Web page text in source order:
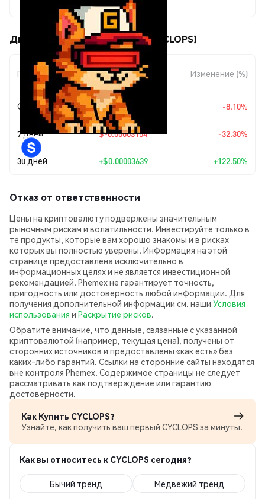
$0.0000661
Движения цены DITH'S CAT (CYCLOPS)
Период
Изменение
суммы
Изменение (%)
Сегодня $-0.00000583 -8.10%
7 дней $-0.00003154 -32.30%
30 дней +$0.00003639 +122.50%
Отказ от ответственности
Цены на криптовалюту подвержены значительным
рыночным рискам и волатильности. Инвестируйте только в
те продукты, которые вам хорошо знакомы и в рисках
которых вы полностью уверены. Информация на этой
странице предоставлена исключительно в
информационных целях и не является инвестиционной
рекомендацией. Phemex не гарантирует точность,
пригодность или достоверность любой информации. Для
получения дополнительной информации см. наши Условия
использования и Раскрытие рисков.
Обратите внимание, что данные, связанные с указанной
криптовалютой (например, текущая цена), получены от
сторонних источников и предоставлены «как есть» без
каких‑либо гарантий. Ссылки на сторонние сайты находятся
вне контроля Phemex. Содержимое страницы не следует
рассматривать как подтверждение или гарантию
достоверности.
Как Купить CYCLOPS?
Узнайте, как получить ваш первый CYCLOPS за минуты.
Как вы относитесь к CYCLOPS сегодня?
Бычий тренд Медвежий тренд